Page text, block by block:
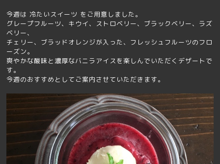
今週は 冷たいスイーツ をご用意しました。
グレープフルーツ、キウイ、ストロベリー、ブラックベリー、ラズ
ベリー、
チェリー、ブラッドオレンジが入った、フレッシュフルーツのフロ
ーズン。
爽やかな酸味と濃厚なバニラアイスを楽しんでいただくデザートで
す。
今週のおすすめとしてご案内させていただきます。